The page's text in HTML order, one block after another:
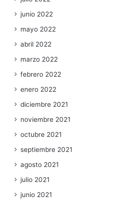
junio 2022
mayo 2022
abril 2022
marzo 2022
febrero 2022
enero 2022
diciembre 2021
noviembre 2021
octubre 2021
septiembre 2021
agosto 2021
julio 2021
junio 2021